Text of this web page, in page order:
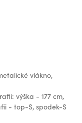
vlákno,
výška - 177 cm,
- top-S, spodek-S